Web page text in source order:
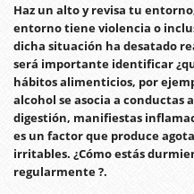
Haz un alto y revisa tu
entorno tiene violencia o
dicha situación ha desatado
será importante identificar
hábitos alimenticios, por
alcohol se asocia a conductas
digestión, manifiestas
es un factor que produce
irritables. ¿Cómo estás
regularmente ?.